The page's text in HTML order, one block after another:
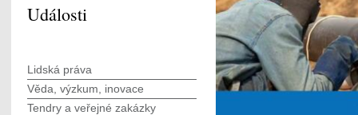
Události
Lidská práva
Věda, výzkum, inovace
Tendry a veřejné zakázky